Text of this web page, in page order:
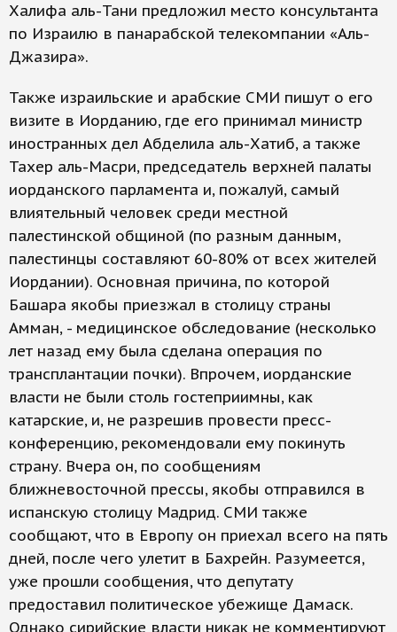
Халифа аль-Тани предложил место консультанта
по Израилю в панарабской телекомпании «Аль-
Джазира».
Также израильские и арабские СМИ пишут о его
визите в Иорданию, где его принимал министр
иностранных дел Абделила аль-Хатиб, а также
Тахер аль-Масри, председатель верхней палаты
иорданского парламента и, пожалуй, самый
влиятельный человек среди местной
палестинской общиной (по разным данным,
палестинцы составляют 60-80% от всех жителей
Иордании). Основная причина, по которой
Башара якобы приезжал в столицу страны
Амман, - медицинское обследование (несколько
лет назад ему была сделана операция по
трансплантации почки). Впрочем, иорданские
власти не были столь гостеприимны, как
катарские, и, не разрешив провести пресс-
конференцию, рекомендовали ему покинуть
страну. Вчера он, по сообщениям
ближневосточной прессы, якобы отправился в
испанскую столицу Мадрид. СМИ также
сообщают, что в Европу он приехал всего на пять
дней, после чего улетит в Бахрейн. Разумеется,
уже прошли сообщения, что депутату
предоставил политическое убежище Дамаск.
Однако сирийские власти никак не комментируют